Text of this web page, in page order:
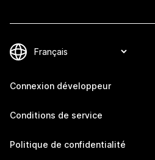
Connexion développeur
Conditions de service
Politique de confidentialité